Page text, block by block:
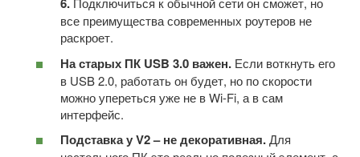
все преимущества современных роутеров не
раскроет.
На старых ПК USB 3.0 важен. Если воткнуть его
в USB 2.0, работать он будет, но по скорости
можно упереться уже не в Wi-Fi, а в сам
интерфейс.
Подставка у V2 – не декоративная.Для